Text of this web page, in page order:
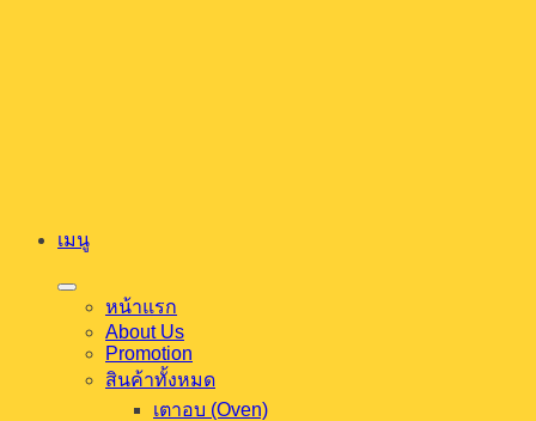
เมนู
หน้าแรก
About Us
Promotion
สินค้าทั้งหมด
เตาอบ (Oven)